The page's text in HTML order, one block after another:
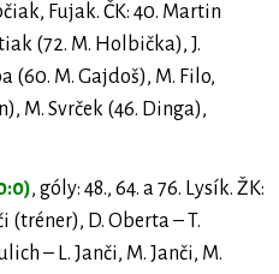
Fujak. ČK: 40. Martin
(72. M. Holbička), J.
(60. M. Gajdoš), M. Filo,
M. Svrček (46. Dinga),
, góly: 48., 64. a 76. Lysík. ŽK:
(tréner), D. Oberta – T.
– L. Janči, M. Janči, M.